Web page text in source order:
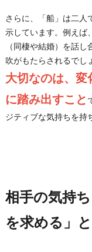
さらに、「船」は二人
示しています。例えば
（同棲や結婚）を話
吹がもたらされるでし
大切なのは、
に踏み出すこと
ジティブな気持ちを持
相手の気持
を求める」